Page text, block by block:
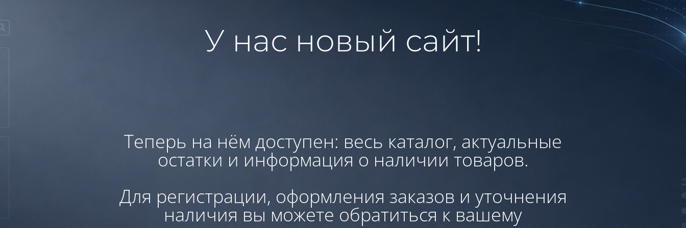
У нас новый сайт!
Теперь на нём доступен: весь каталог, актуальные
остатки и информация о наличии товаров.
Для регистрации, оформления заказов и уточнения
наличия вы можете обратиться к вашему